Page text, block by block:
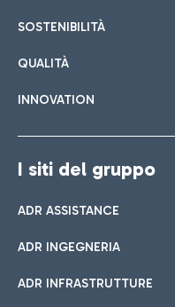
SOSTENIBILITÀ
QUALITÀ
INNOVATION
I siti del gruppo
ADR ASSISTANCE
ADR INGEGNERIA
ADR INFRASTRUTTURE